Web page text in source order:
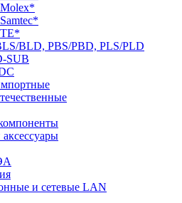
BLD, PBS/PBD, PLS/PLD
SUB
и сетевые LAN